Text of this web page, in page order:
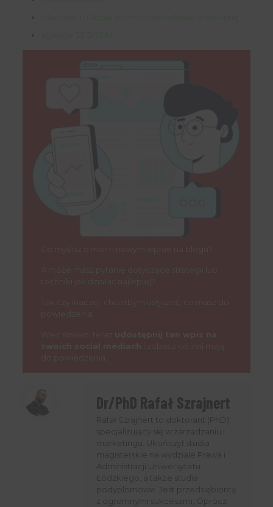
Dr/PhD Rafał Szrajnert
Rafał Szrajnert to doktorant (PhD)
specjalizujący się w zarządzaniu i
marketingu. Ukończył studia
magisterskie na wydziale Prawa i
Administracji Uniwersytetu
Łódzkiego, a także studia
podyplomowe. Jest przedsiębiorcą
z ogromnymi sukcesami, Oprócz